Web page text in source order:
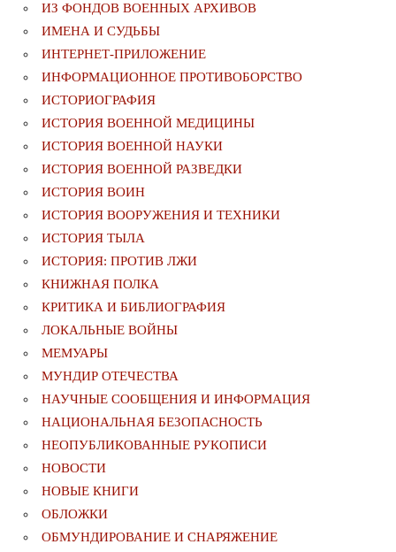
ИЗ ФОНДОВ ВОЕННЫХ АРХИВОВ
ИМЕНА И СУДЬБЫ
ИНТЕРНЕТ-ПРИЛОЖЕНИЕ
ИНФОРМАЦИОННОЕ ПРОТИВОБОРСТВО
ИСТОРИОГРАФИЯ
ИСТОРИЯ ВОЕННОЙ МЕДИЦИНЫ
ИСТОРИЯ ВОЕННОЙ НАУКИ
ИСТОРИЯ ВОЕННОЙ РАЗВЕДКИ
ИСТОРИЯ ВОИН
ИСТОРИЯ ВООРУЖЕНИЯ И ТЕХНИКИ
ИСТОРИЯ ТЫЛА
ИСТОРИЯ: ПРОТИВ ЛЖИ
КНИЖНАЯ ПОЛКА
КРИТИКА И БИБЛИОГРАФИЯ
ЛОКАЛЬНЫЕ ВОЙНЫ
МЕМУАРЫ
МУНДИР ОТЕЧЕСТВА
НАУЧНЫЕ СООБЩЕНИЯ И ИНФОРМАЦИЯ
НАЦИОНАЛЬНАЯ БЕЗОПАСНОСТЬ
НЕОПУБЛИКОВАННЫЕ РУКОПИСИ
НОВОСТИ
НОВЫЕ КНИГИ
ОБЛОЖКИ
ОБМУНДИРОВАНИЕ И СНАРЯЖЕНИЕ